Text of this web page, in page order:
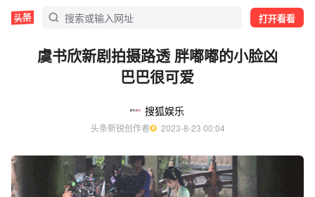
打开看看
虞书欣新剧拍摄路透 胖嘟嘟的小脸凶
巴巴很可爱
搜狐娱乐
头条新锐创作者
  2023-8-23 00:04